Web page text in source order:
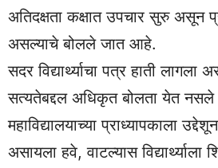
अतिदक्षता कक्षात उपचार सुरु असून
असल्याचे बोलले जात आहे.
सदर विद्यार्थ्याचा पत्र हाती लागला
सत्यतेबद्दल अधिकृत बोलता येत नसले
महाविद्यालयाच्या प्राध्यापकाला
असायला हवे, वाटल्यास विद्यार्थ्याला